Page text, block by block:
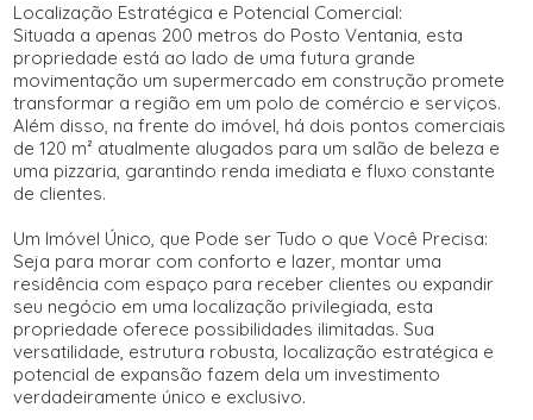
Localização Estratégica e Potencial Comercial:
Situada a apenas 200 metros do Posto Ventania, esta
propriedade está ao lado de uma futura grande
movimentação um supermercado em construção promete
transformar a região em um polo de comércio e serviços.
Além disso, na frente do imóvel, há dois pontos comerciais
de 120 m² atualmente alugados para um salão de beleza e
uma pizzaria, garantindo renda imediata e fluxo constante
de clientes.
Um Imóvel Único, que Pode ser Tudo o que Você Precisa:
Seja para morar com conforto e lazer, montar uma
residência com espaço para receber clientes ou expandir
seu negócio em uma localização privilegiada, esta
propriedade oferece possibilidades ilimitadas. Sua
versatilidade, estrutura robusta, localização estratégica e
potencial de expansão fazem dela um investimento
verdadeiramente único e exclusivo.